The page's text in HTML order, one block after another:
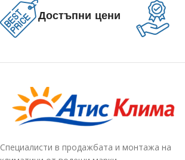
Достъпни цени
Специалисти в продажбата и монтажа на